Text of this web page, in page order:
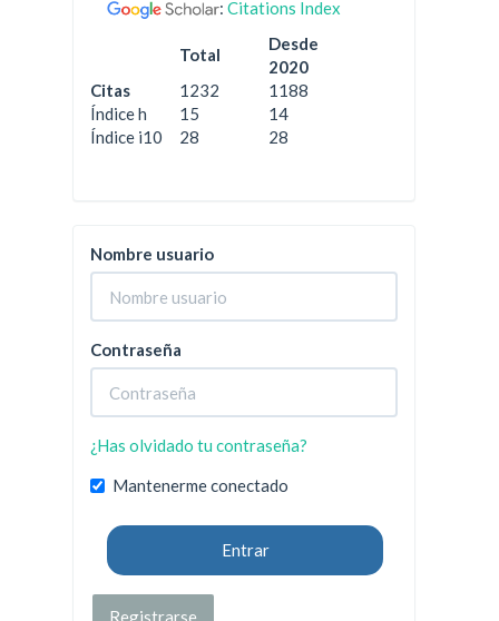
: Citations Index
Total
Desde
2020
Citas
1232
1188
Índice h
15
14
Índice i10
28 28
Nombre usuario
Contraseña
¿Has olvidado tu contraseña?
Mantenerme conectado
Entrar